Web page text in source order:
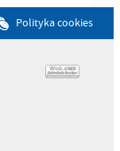
Polityka cookies